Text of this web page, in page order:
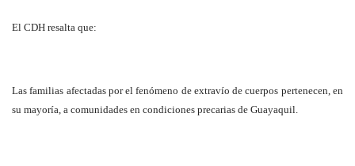
El CDH resalta que:
Las familias afectadas por el fenómeno de extravío de cuerpos pertenecen, en
su mayoría, a comunidades en condiciones precarias de Guayaquil.